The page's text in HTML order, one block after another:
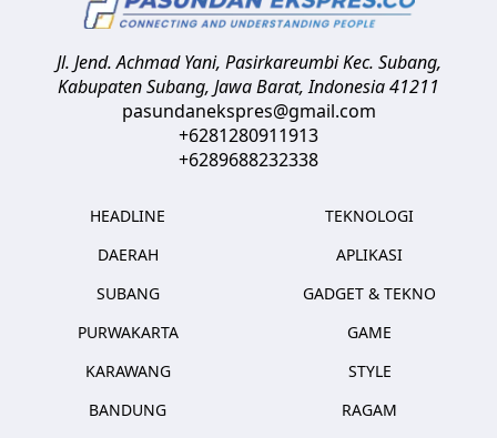
Jl. Jend. Achmad Yani, Pasirkareumbi Kec. Subang,
Kabupaten Subang, Jawa Barat,Indonesia41211
pasundanekspres@gmail.com
+6281280911913
+6289688232338
HEADLINE
DAERAH
SUBANG
PURWAKARTA
KARAWANG
BANDUNG
TEKNOLOGI
APLIKASI
GADGET & TEKNO
GAME
STYLE
RAGAM